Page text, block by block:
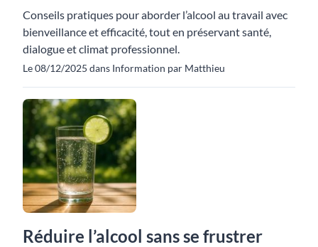
Conseils pratiques pour aborder l’alcool au travail avec
bienveillance et efficacité, tout en préservant santé,
dialogue et climat professionnel.
Le 08/12/2025 dans Information par Matthieu
Réduire l’alcool sans se frustrer